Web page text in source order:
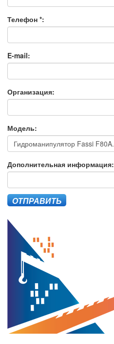
Телефон *:
E-mail:
Организация:
Модель:
Дополнительная информация:
ОТПРАВИТЬ